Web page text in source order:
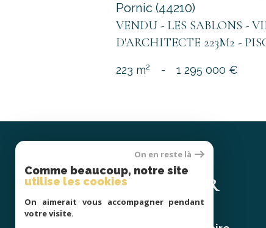
Pornic (44210)
VENDU - LES SABLONS -
D'ARCHITECTE 223M2 -
223 m² - 1 295 000 €
Se
CONNECTER
On en reste là
Comme beaucoup, notre site
utilise les cookies
On aimerait vous accompagner pendant
votre visite.